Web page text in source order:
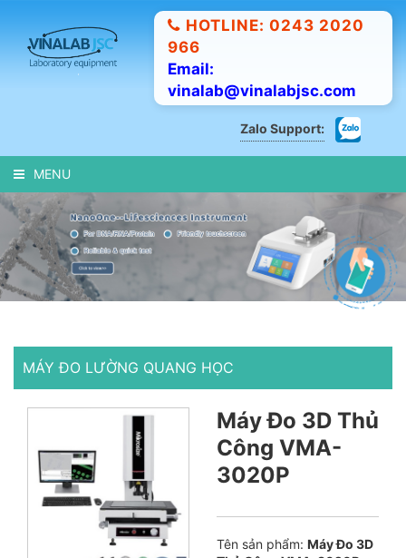
HOTLINE: 0243 2020
966
Email:
vinalab@vinalabjsc.com
Zalo Support:
MENU
MÁY ĐO LƯỜNG QUANG HỌC
Máy Đo 3D Thủ
Công VMA-
3020P
Tên sản phẩm: Máy Đo 3D